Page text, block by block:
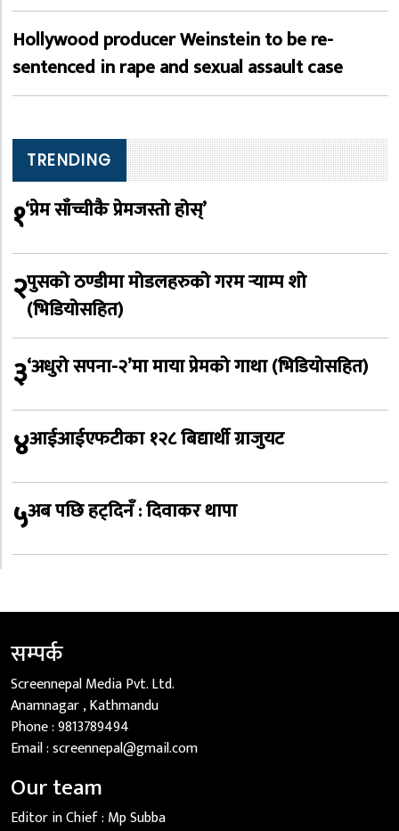
Hollywood producer Weinstein to be re-
sentenced in rape and sexual assault case
TRENDING
१‘प्रेम साँच्चीकै प्रेमजस्तो होस्’
२पुसको ठण्डीमा मोडलहरुको गरम र्‍याम्प शो
(भिडियोसहित)
३‘अधुरो सपना-२’मा माया प्रेमको गाथा (भिडियोसहित)
४आईआईएफटीका १२८ बिद्यार्थी ग्राजुयट
५अब पछि हट्दिनँ : दिवाकर थापा
सम्पर्क
Screennepal Media Pvt. Ltd.
Anamnagar , Kathmandu
Phone :9813789494
Email :screennepal@gmail.com
Our team
Editor in Chief : Mp Subba